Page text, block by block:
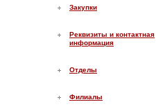
Закупки
Реквизиты и контактная
информация
Отделы
Филиалы